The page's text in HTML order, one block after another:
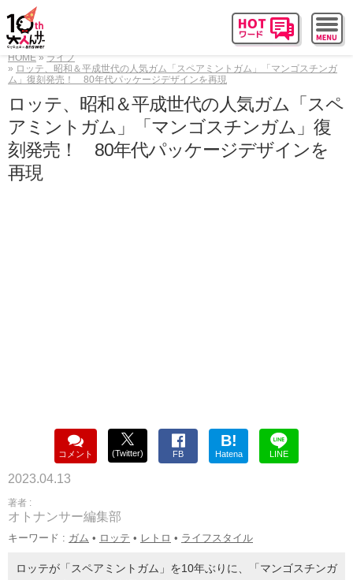
HOME
ライフ
ロッテ、昭和＆平成世代の人気ガム「スペアミントガム」「マンゴスチンガ
ム」復刻発売！ 80年代パッケージデザインを再現
ロッテ、昭和＆平成世代の人気ガム「スペ
アミントガム」「マンゴスチンガム」復
刻発売！ 80年代パッケージデザインを
再現
コメント (Twitter) FB
B!
Hatena LINE
2023.04.13
著者 :
オトナンサー編集部
キーワード : ガム • ロッテ • レトロ • ライフスタイル
ロッテが「スペアミントガム」を10年ぶりに、「マンゴスチンガ